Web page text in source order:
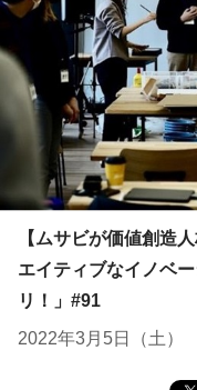
【ムサビが価値創造
エイティブなイノベ
リ！」#91
2022年3月5日（土）